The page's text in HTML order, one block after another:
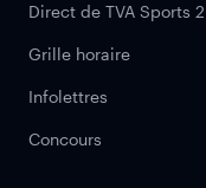
Direct de TVA Sports 2
Grille horaire
Infolettres
Concours